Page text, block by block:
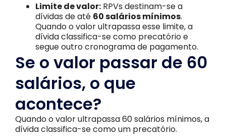
Limite de valor: RPVs destinam-se a
dívidas de até 60 salários mínimos.
Quando o valor ultrapassa esse limite, a
dívida classifica-se como precatório e
segue outro cronograma de pagamento.
Se o valor passar de 60
salários, o que
acontece?
Quando o valor ultrapassa 60 salários mínimos, a
dívida classifica-se como um precatório.